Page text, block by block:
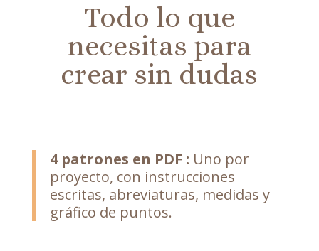
Todo lo que
necesitas para
crear sin dudas
4 patrones en PDF : Uno por
proyecto, con instrucciones
escritas, abreviaturas, medidas y
gráfico de puntos.